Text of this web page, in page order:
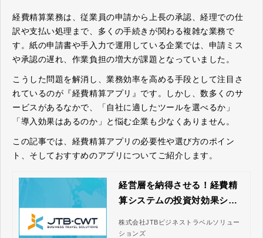
経費精算業務は、従業員の申請から上長の承認、経理での仕
訳や支払い処理まで、多くの手続きが関わる複雑な業務で
す。紙の申請書や手入力で運用している企業では、申請ミス
や承認の遅れ、作業負担の増大が課題となっていました。
こうした問題を解消し、業務効率を高める手段として注目さ
れているのが『経費精算アプリ』です。しかし、数多くのサ
ービスがあるなかで、「自社に適したツールを選べるか」
「導入効果はあるのか」と悩む企業も少なくありません。
この記事では、経費精算アプリの必要性や選び方のポイン
ト、そしておすすめのアプリについてご紹介します。
経営層を納得させる！経費精
算システムの投資対効果シミ
社JTBビジネストラベルソリ
株式会社JTBビジネストラベルソリュー
ションズ